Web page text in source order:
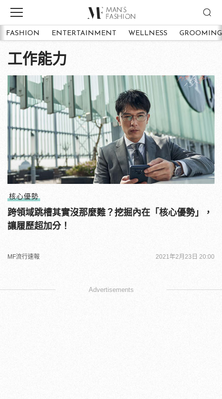
FASHION ENTERTAINMENT WELLNESS GROOMING
工作能力
核心優勢
跨領域跳槽其實沒那麼難？挖掘內在「核心優勢」，
讓履歷超加分！
MF流行速報 2021年2月23日 20:00
Advertisements